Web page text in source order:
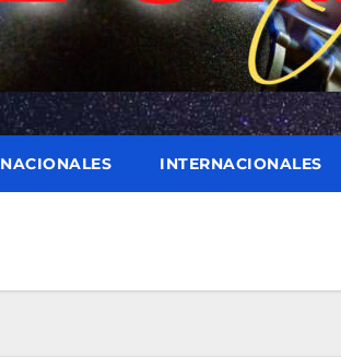
NACIONALES INTERNACIONALES